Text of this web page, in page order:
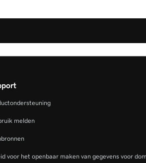
melden
voor het openbaar maken van gegevens voor